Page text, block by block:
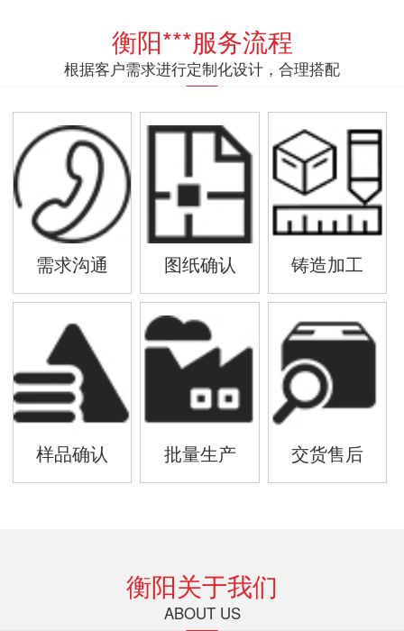
衡阳***服务流程
根据客户需求进行定制化设计，合理搭配
需求沟通 图纸确认 铸造加工
样品确认 批量生产 交货售后
衡阳关于我们
ABOUT US